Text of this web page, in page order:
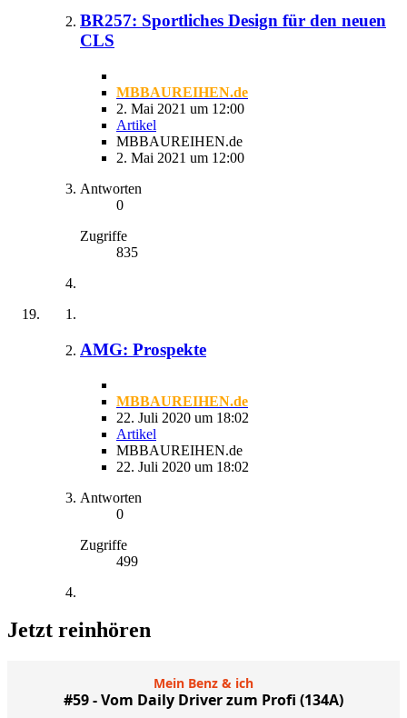
BR257: Sportliches Design für den neuen
CLS
MBBAUREIHEN.de
2. Mai 2021 um 12:00
Artikel
MBBAUREIHEN.de
2. Mai 2021 um 12:00
Antworten
0
Zugriffe
835
AMG: Prospekte
MBBAUREIHEN.de
22. Juli 2020 um 18:02
Artikel
MBBAUREIHEN.de
22. Juli 2020 um 18:02
Antworten
0
Zugriffe
499
Jetzt reinhören